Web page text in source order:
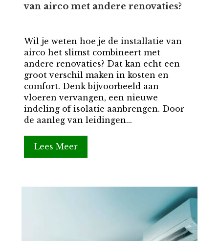
van airco met andere renovaties?
Wil je weten hoe je de installatie van
airco het slimst combineert met
andere renovaties? Dat kan echt een
groot verschil maken in kosten en
comfort. Denk bijvoorbeeld aan
vloeren vervangen, een nieuwe
indeling of isolatie aanbrengen. Door
de aanleg van leidingen...
Lees Meer